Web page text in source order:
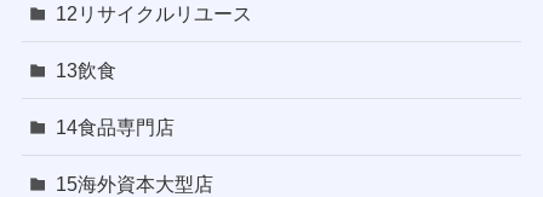
12リサイクルリユース
13飲食
14食品専門店
15海外資本大型店